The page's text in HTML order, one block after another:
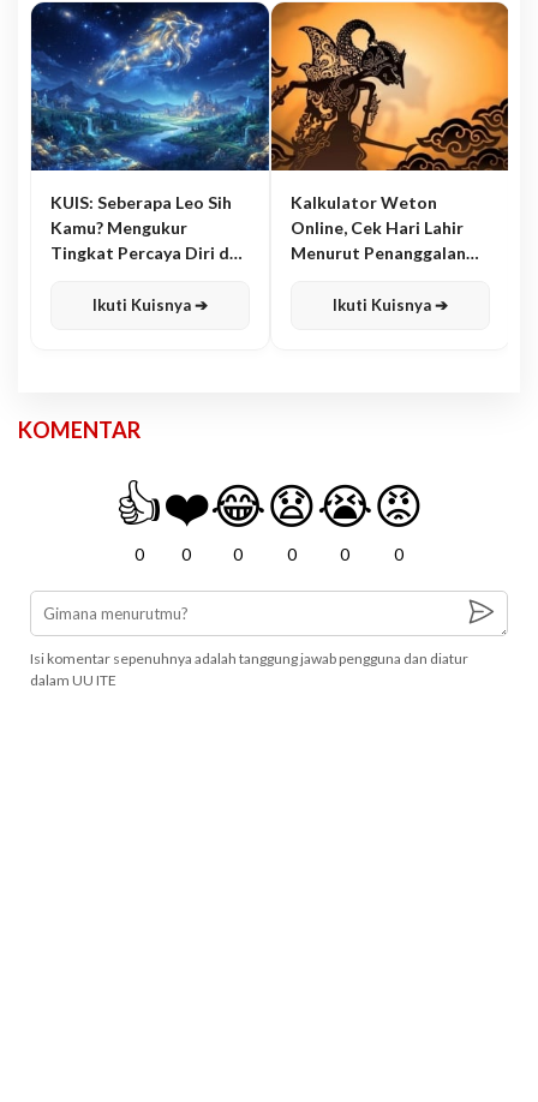
KUIS: Seberapa Leo Sih
Kamu? Mengukur
Tingkat Percaya Diri dan
Ikuti Kuisnya ➔
Kalkulator Weton
Online, Cek Hari Lahir
Menurut Penanggalan
Ikuti Kuisnya ➔
KOMENTAR
👍
0
❤️
0
😂
0
😧
0
😭
0
😡
0
Isi komentar sepenuhnya adalah tanggung jawab pengguna dan diatur
dalam UU ITE